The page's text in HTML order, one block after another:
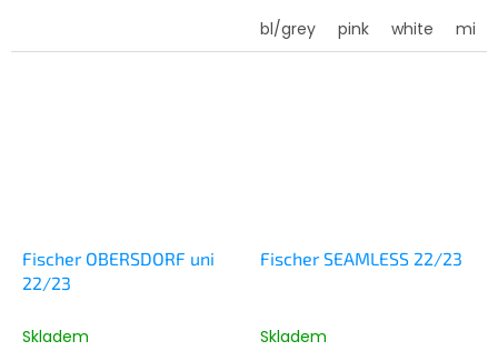
bl/grey
pink white mint
Fischer OBERSDORF uni
22/23
Skladem
Fischer SEAMLESS 22/23
Skladem